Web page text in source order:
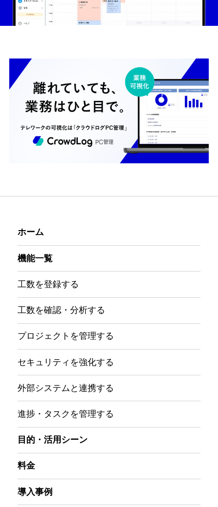
ホーム
機能一覧
工数を登録する
工数を確認・分析する
プロジェクトを管理する
セキュリティを強化する
外部システムと連携する
進捗・タスクを管理する
目的・活用シーン
料金
導入事例